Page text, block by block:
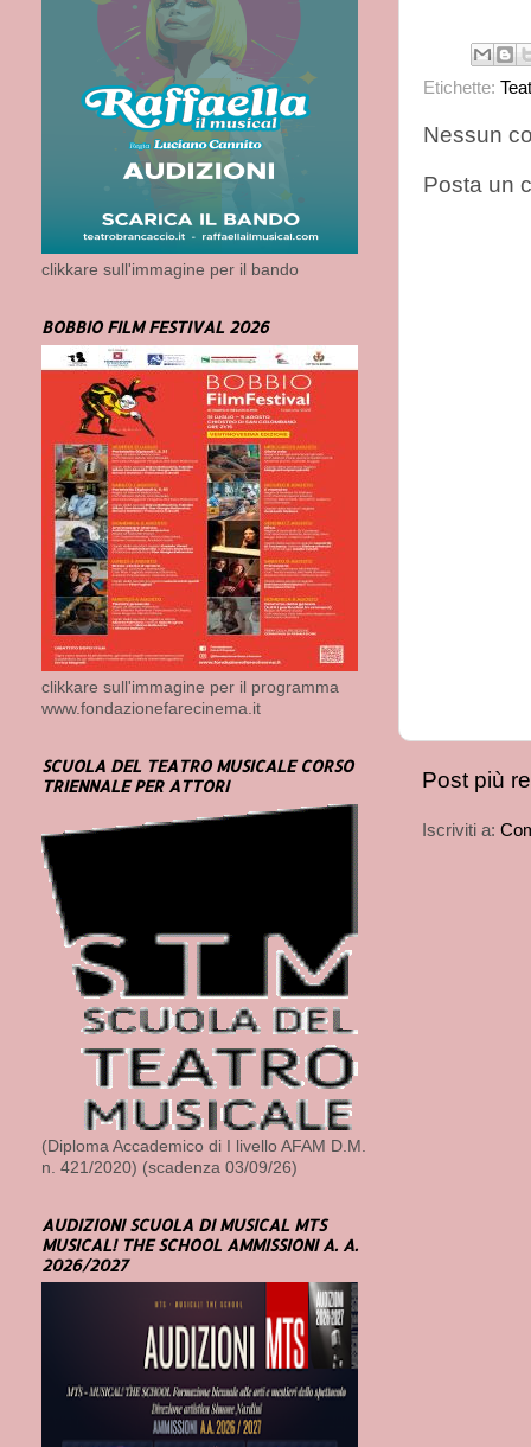
Etichette:
Nessun
Posta un
Post più
Iscriviti a:
clikkare sull'immagine per il bando
BOBBIO FILM FESTIVAL 2026
clikkare sull'immagine per il programma
www.fondazionefarecinema.it
SCUOLA DEL TEATRO MUSICALE CORSO
TRIENNALE PER ATTORI
(Diploma Accademico di I livello AFAM D.M.
n. 421/2020) (scadenza 03/09/26)
AUDIZIONI SCUOLA DI MUSICAL MTS
MUSICAL! THE SCHOOL AMMISSIONI A. A.
2026/2027